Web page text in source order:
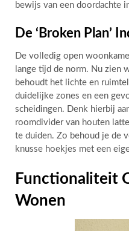
bewijs van een doordachte
De ‘Broken Plan’
De volledig open
lange tijd de norm. Nu zien
behoudt het lichte en
duidelijke zones en een
scheidingen. Denk hierbij
roomdivider van houten
te duiden. Zo behoud je de
knusse hoekjes met een
Functionaliteit
Wonen